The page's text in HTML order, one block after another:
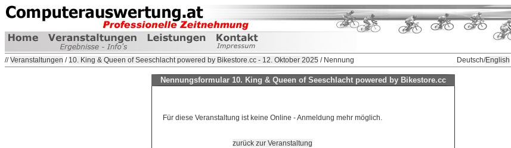
//Veranstaltungen / 10. King & Queen of Seeschlacht powered by Bikestore.cc - 12. Oktober 2025 / Nennung Deutsch/English
Nennungsformular 10. King & Queen of Seeschlacht powered by Bikestore.cc
Für diese Veranstaltung ist keine Online - Anmeldung mehr möglich.
zurück zur Veranstaltung